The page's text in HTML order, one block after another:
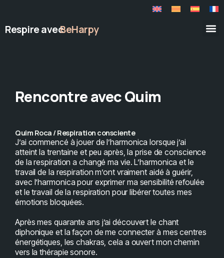
Respire avecBeHarpy
Rencontre avec Quim
Quim Roca / Respiration consciente
J’ai commencé à jouer de l’harmonica lorsque j’ai
atteint la trentaine et peu après, la prise de conscience
de la respiration a changé ma vie. L’harmonica et le
travail de la respiration m’ont vraiment aidé à guérir,
avec l’harmonica pour exprimer ma sensibilité refoulée
et le travail de la respiration pour libérer toutes mes
émotions bloquées.
Après mes quarante ans j’ai découvert le chant
diphonique et la façon de me connecter à mes centres
énergétiques, les chakras, cela a ouvert mon chemin
vers la thérapie sonore.